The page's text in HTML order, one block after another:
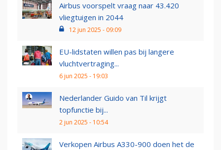
Airbus voorspelt vraag naar 43.420
vliegtuigen in 2044
12 jun 2025 - 09:09
EU-lidstaten willen pas bij langere
vluchtvertraging...
6 jun 2025 - 19:03
Nederlander Guido van Til krijgt
topfunctie bij...
2 jun 2025 - 10:54
Verkopen Airbus A330-900 doen het de